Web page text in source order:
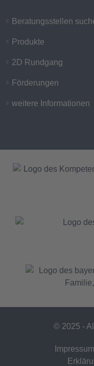
Beratungsstellen
Produkte
2D Rundgang
Förderungen
weitere Informationen
© 2025 -
Impressum